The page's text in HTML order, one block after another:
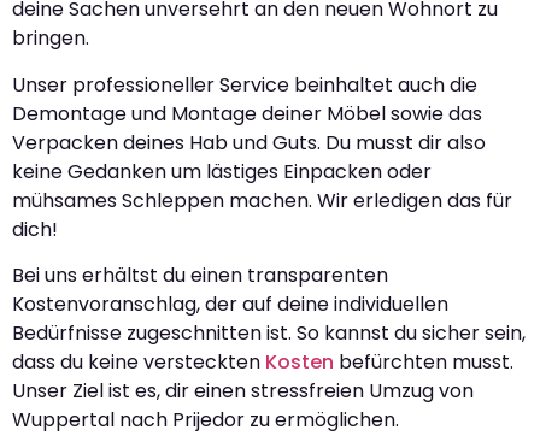
deine Sachen unversehrt an den neuen Wohnort zu
bringen.
Unser professioneller Service beinhaltet auch die
Demontage und Montage deiner Möbel sowie das
Verpacken deines Hab und Guts. Du musst dir also
keine Gedanken um lästiges Einpacken oder
mühsames Schleppen machen. Wir erledigen das für
dich!
Bei uns erhältst du einen transparenten
Kostenvoranschlag, der auf deine individuellen
Bedürfnisse zugeschnitten ist. So kannst du sicher sein,
dass du keine versteckten Kosten befürchten musst.
Unser Ziel ist es, dir einen stressfreien Umzug von
Wuppertal nach Prijedor zu ermöglichen.